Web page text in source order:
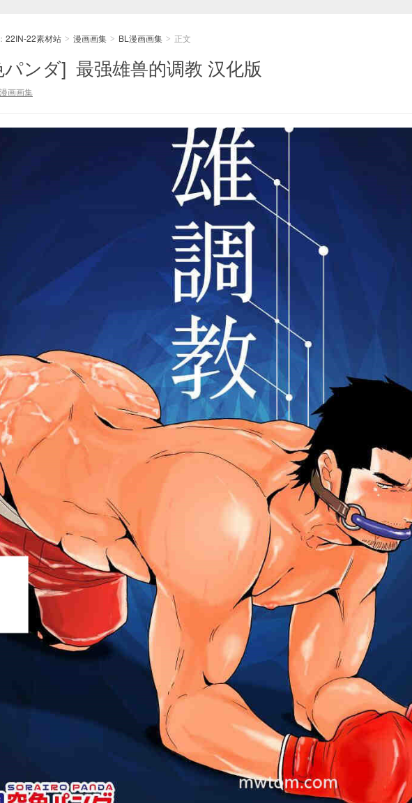
22IN-22素材站 > 漫画画集 > BL漫画画集 > 正文
パンダ] 最强雄兽的调教 汉化版
画画集